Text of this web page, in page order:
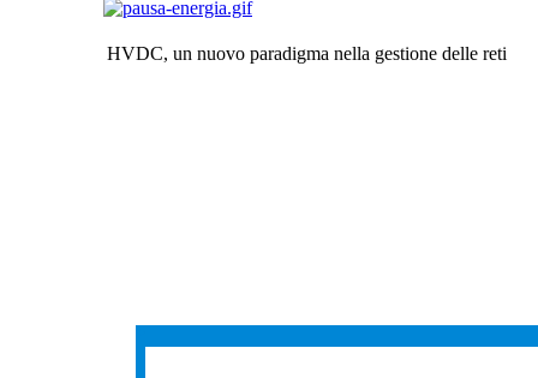
HVDC, un nuovo paradigma nella gestione delle reti